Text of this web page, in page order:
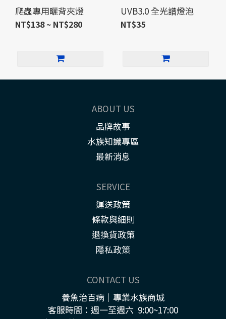
爬蟲專用曬背夾燈
NT$138 ~ NT$280
UVB3.0 全光譜燈泡
NT$35
ABOUT US
品牌故事
水族知識專區
最新消息
SERVICE
運送政策
條款與細則
退換貨政策
隱私政策
CONTACT US
養魚治百病｜專業水族商城
客服時間：週一至週六 9:00~17:00